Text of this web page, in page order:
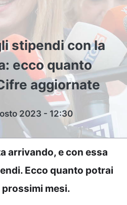
stipendi con la
ecco quanto
aggiornate
2023 - 12:30
arrivando, e con essa
Ecco quanto potrai
mesi.